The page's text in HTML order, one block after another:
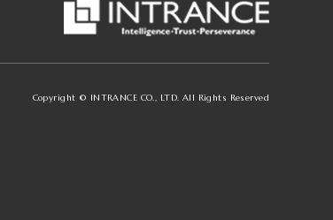
Copyright © INTRANCE CO., LTD. All Rights Reserved